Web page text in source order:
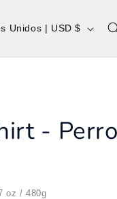
Estados Unidos | USD $
-
oz / 480g